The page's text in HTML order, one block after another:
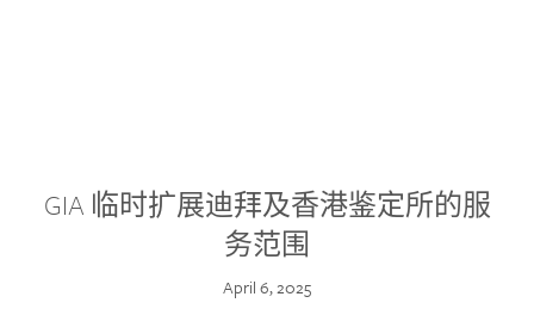
GIA 临时扩展迪拜及香港鉴定所的服
务范围
April 6, 2025